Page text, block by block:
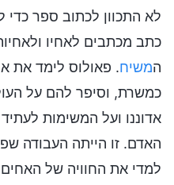
לא התכוון לכתוב ספר
כתב מכתבים לאחיו
המשיח. פאולוס לימד את
כמשרת, וסיפר להם על
אדוננו ועל המשימות
האדם. זו הייתה העבודה
למדי את החוויה של האחים